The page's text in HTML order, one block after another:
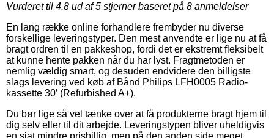
Vurderet til 4.8 ud af 5 stjerner baseret på 8 anmeldelser
En lang række online forhandlere frembyder nu diverse
forskellige leveringstyper. Den mest anvendte er lige nu at få
bragt ordren til en pakkeshop, fordi det er ekstremt fleksibelt
at kunne hente pakken når du har lyst. Fragtmetoden er
nemlig vældig smart, og desuden endvidere den billigste
slags levering ved køb af Bånd Philips LFH0005 Radio-
kassette 30′ (Refurbished A+).
Du bør lige så vel tænke over at få produkterne bragt hjem til
dig selv eller til dit arbejde. Leveringstypen bliver uheldigvis
en sjat mindre prisbillig, men på den anden side meget